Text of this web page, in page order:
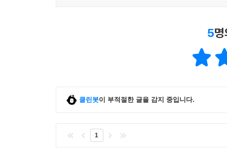
5
클린봇이 부적절한 글을 감지 중입니다.
1